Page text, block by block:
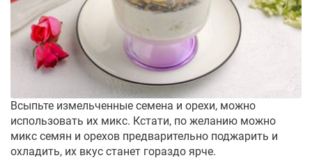
Всыпьте измельченные семена и орехи, можно
использовать их микс. Кстати, по желанию можно
микс семян и орехов предварительно поджарить и
охладить, их вкус станет гораздо ярче.